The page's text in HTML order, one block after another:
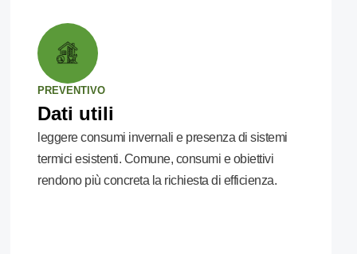
PREVENTIVO
Dati utili
leggere consumi invernali e presenza di sistemi
termici esistenti. Comune, consumi e obiettivi
rendono più concreta la richiesta di efficienza.